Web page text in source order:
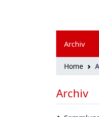
Archiv
Home
Skip to main content
Archiv